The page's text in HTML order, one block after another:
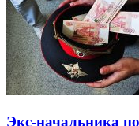
Экс-начальника